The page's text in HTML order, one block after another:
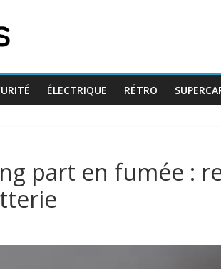
ÉLECTRIQUE RÉTRO
part en fumée :